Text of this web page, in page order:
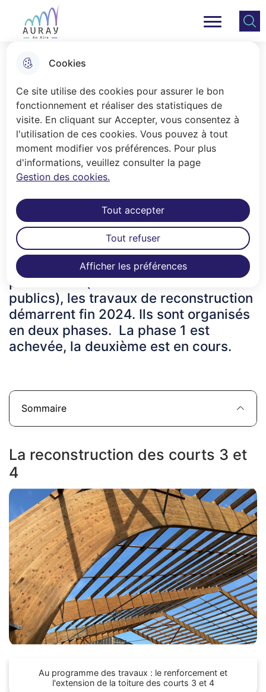
Cookies
Ce site utilise des cookies pour assurer le bon
fonctionnement et réaliser des statistiques de
visite. En cliquant sur Accepter, vous consentez à
l'utilisation de ces cookies. Vous pouvez à tout
moment modifier vos préférences. Pour plus
d'informations, veuillez consulter la page
Gestion des cookies.
Afficher les préférences
Tout accepter
Tout refuser
Aller
au
menu
Consulter
le plan
Ville Auray Menu principal
courts 3 et 4
Accueil
Souvenons-nous. Février 2022, une
semaine avant le tournoi international
des 11/12 ans, un incendie détruit en
totalité deux des quatre courts
couverts, la toiture d’un troisième,
laissant le quatrième couvert de
suie. Après deux années de
procédures (assurances et marchés
publics), les travaux de reconstruction
démarrent fin 2024. Ils sont organisés
en deux phases. La phase 1 est
achevée, la deuxième est en cours.
Sommaire
La reconstruction des courts 3 et
4
Au programme des travaux : le renforcement et
l'extension de la toiture des courts 3 et 4